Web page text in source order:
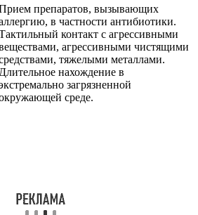
препаратов, вызывающих
в частности антибиотики.
контакт с агрессивными
агрессивными чистящими
тяжелыми металлами.
Длительное нахождение в
загрязненной
среде.